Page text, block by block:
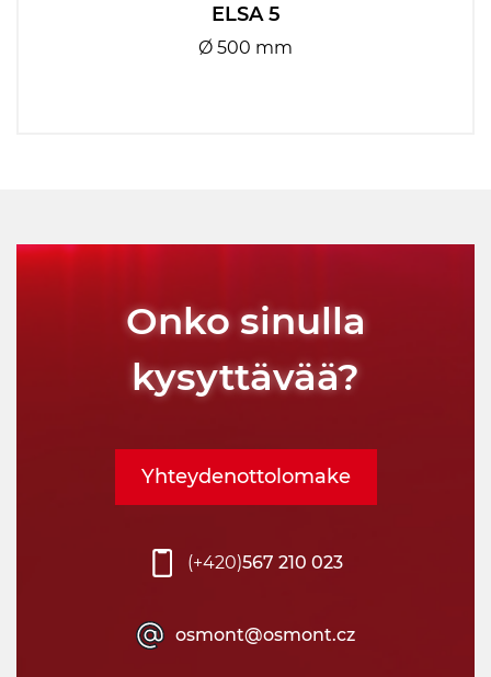
ELSA 5
Ø 500 mm
Onko sinulla
kysyttävää?
(+420)567 210 023
osmont@osmont.cz
Yhteydenottolomake